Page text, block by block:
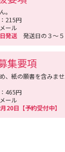
。
215円
ール
発送 発送日の３～
集要項
、紙の願書を含みま
465円
ール
20日【予約受付中】